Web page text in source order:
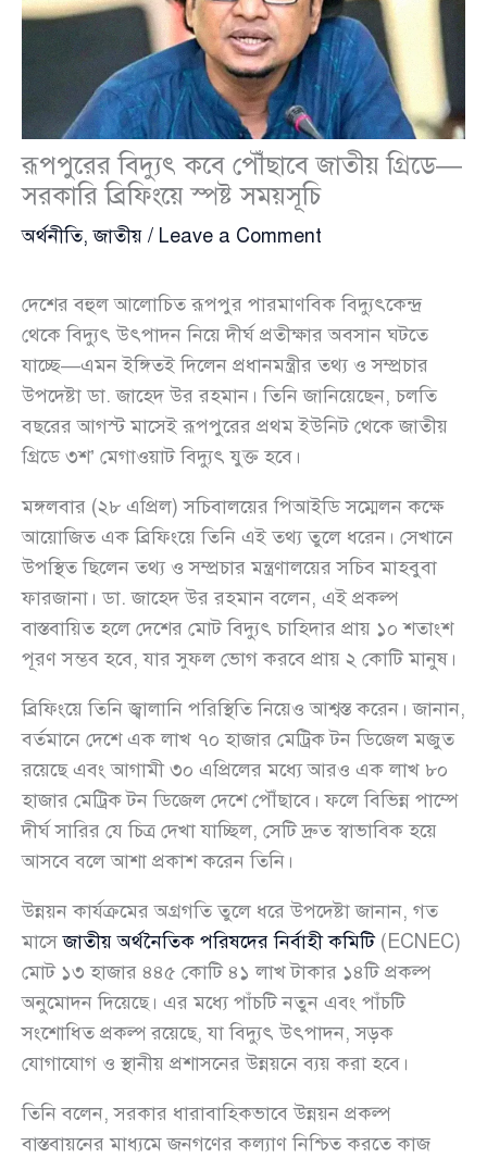
রূপপুরের বিদ্যুৎ কবে পৌঁছাবে জাতীয় গ্রিডে—
সরকারি ব্রিফিংয়ে স্পষ্ট সময়সূচি
অর্থনীতি,জাতীয় / Leave a Comment
দেশের বহুল আলোচিত রূপপুর পারমাণবিক বিদ্যুৎকেন্দ্র
থেকে বিদ্যুৎ উৎপাদন নিয়ে দীর্ঘ প্রতীক্ষার অবসান ঘটতে
যাচ্ছে—এমন ইঙ্গিতই দিলেন প্রধানমন্ত্রীর তথ্য ও সম্প্রচার
উপদেষ্টা ডা. জাহেদ উর রহমান। তিনি জানিয়েছেন, চলতি
বছরের আগস্ট মাসেই রূপপুরের প্রথম ইউনিট থেকে জাতীয়
গ্রিডে ৩শ’ মেগাওয়াট বিদ্যুৎ যুক্ত হবে।
মঙ্গলবার (২৮ এপ্রিল) সচিবালয়ের পিআইডি সম্মেলন কক্ষে
আয়োজিত এক ব্রিফিংয়ে তিনি এই তথ্য তুলে ধরেন। সেখানে
উপস্থিত ছিলেন তথ্য ও সম্প্রচার মন্ত্রণালয়ের সচিব মাহবুবা
ফারজানা। ডা. জাহেদ উর রহমান বলেন, এই প্রকল্প
বাস্তবায়িত হলে দেশের মোট বিদ্যুৎ চাহিদার প্রায় ১০ শতাংশ
পূরণ সম্ভব হবে, যার সুফল ভোগ করবে প্রায় ২ কোটি মানুষ।
ব্রিফিংয়ে তিনি জ্বালানি পরিস্থিতি নিয়েও আশ্বস্ত করেন। জানান,
বর্তমানে দেশে এক লাখ ৭০ হাজার মেট্রিক টন ডিজেল মজুত
রয়েছে এবং আগামী ৩০ এপ্রিলের মধ্যে আরও এক লাখ ৮০
হাজার মেট্রিক টন ডিজেল দেশে পৌঁছাবে। ফলে বিভিন্ন পাম্পে
দীর্ঘ সারির যে চিত্র দেখা যাচ্ছিল, সেটি দ্রুত স্বাভাবিক হয়ে
আসবে বলে আশা প্রকাশ করেন তিনি।
উন্নয়ন কার্যক্রমের অগ্রগতি তুলে ধরে উপদেষ্টা জানান, গত
মাসেজাতীয় অর্থনৈতিক পরিষদের নির্বাহী কমিটি(ECNEC)
মোট ১৩ হাজার ৪৪৫ কোটি ৪১ লাখ টাকার ১৪টি প্রকল্প
অনুমোদন দিয়েছে। এর মধ্যে পাঁচটি নতুন এবং পাঁচটি
সংশোধিত প্রকল্প রয়েছে, যা বিদ্যুৎ উৎপাদন, সড়ক
যোগাযোগ ও স্থানীয় প্রশাসনের উন্নয়নে ব্যয় করা হবে।
তিনি বলেন, সরকার ধারাবাহিকভাবে উন্নয়ন প্রকল্প
বাস্তবায়নের মাধ্যমে জনগণের কল্যাণ নিশ্চিত করতে কাজ